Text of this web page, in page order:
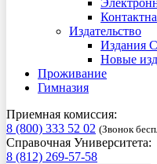
Издательство
Издания
Новые
Проживание
Гимназия
Приемная комиссия:
8 (800) 333 52 02 (Звонок
Справочная Университета:
8 (812) 269-57-58